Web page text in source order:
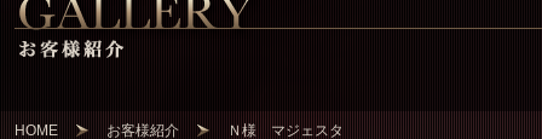
HOME お客様紹介 Ｎ様 マジェスタ